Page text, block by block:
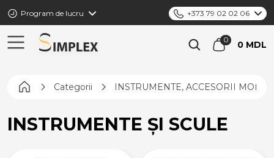
Program de lucru +373 79 02 02 06
0 MDL
Pagina principală
Categorii INSTRUMENTE, ACCESORII
INSTRUMENTE ȘI SCULE